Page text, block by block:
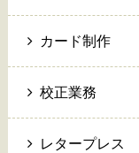
カード制作
校正業務
レタープレス